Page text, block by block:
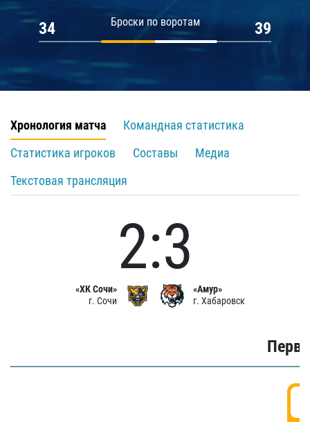
Броски по воротам
34 39
Хронология матча
Командная статистика
Статистика игроков
Составы
Медиа
Текстовая трансляция
«ХК Сочи»
г. Сочи
2:3
«Амур»
г. Хабаровск